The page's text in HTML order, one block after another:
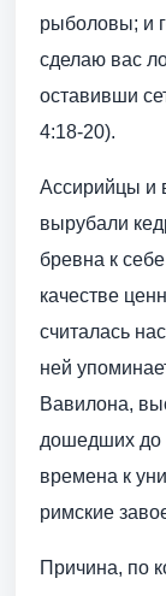
рыболовы; и
сделаю вас
оставивши
4:18-20).
Ассирийцы и
вырубали
бревна к
качестве
считалась
ней
Вавилона,
дошедших до
времена к
римские
Причина, по